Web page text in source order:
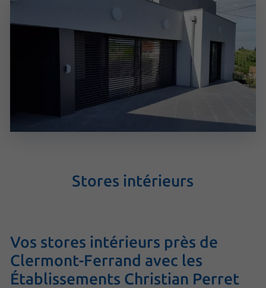
Stores intérieurs
Vos stores intérieurs près de
Clermont-Ferrand avec les
Établissements Christian Perret